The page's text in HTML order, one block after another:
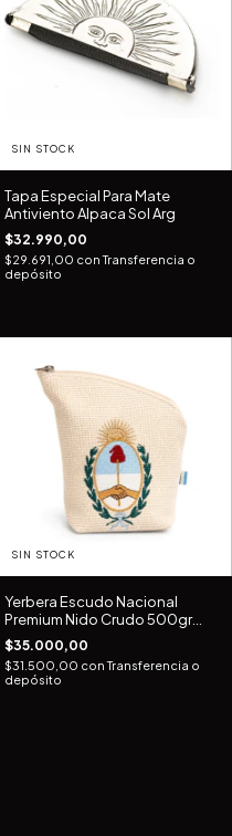
SIN STOCK
Tapa Especial Para Mate
Antiviento Alpaca Sol Arg
$32.990,00
$29.691,00 conTransferencia o
depósito
SIN STOCK
Yerbera Escudo Nacional
Premium Nido Crudo 500gr
Matesur
$35.000,00
$31.500,00 conTransferencia o
depósito